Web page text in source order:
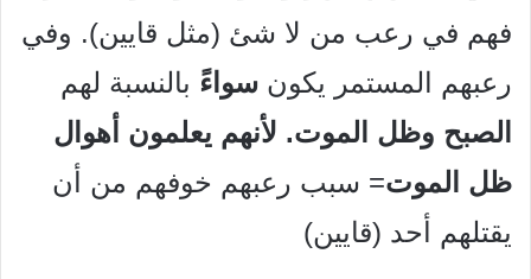
فهم في رعب من لا شئ (مثل قايين). وفي
رعبهم المستمر يكون سواء بالنسبة لهم
الصبح وظل الموت. لأنهم يعلمون أهوال
ظل الموت= سبب رعبهم خوفهم من أن
يقتلهم أحد (قايين)